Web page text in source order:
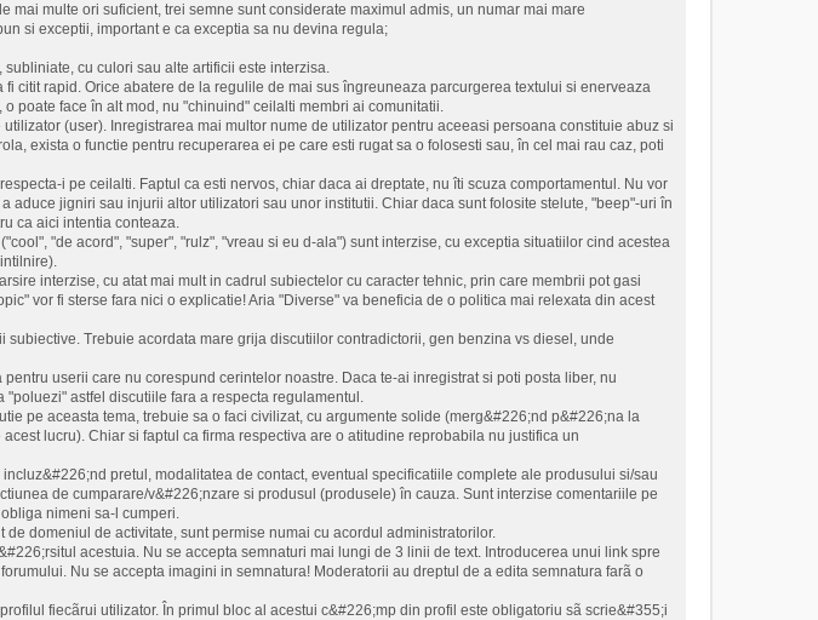
mai multe ori suficient, trei semne sunt considerate maximul admis, un numar mai mare
si exceptii, important e ca exceptia sa nu devina regula;
cu culori sau alte artificii este interzisa.
citit rapid. Orice abatere de la regulile de mai sus îngreuneaza parcurgerea textului si enerveaza
poate face în alt mod, nu "chinuind" ceilalti membri ai comunitatii.
(user). Inregistrarea mai multor nume de utilizator pentru aceeasi persoana constituie abuz si
exista o functie pentru recuperarea ei pe care esti rugat sa o folosesti sau, în cel mai rau caz, poti
i pe ceilalti. Faptul ca esti nervos, chiar daca ai dreptate, nu îti scuza comportamentul. Nu vor
aduce jigniri sau injurii altor utilizatori sau unor institutii. Chiar daca sunt folosite stelute, "beep"-uri în
ca aici intentia conteaza.
"de acord", "super", "rulz", "vreau si eu d-ala") sunt interzise, cu exceptia situatiilor cind acestea
interzise, cu atat mai mult in cadrul subiectelor cu caracter tehnic, prin care membrii pot gasi
vor fi sterse fara nici o explicatie! Aria "Diverse" va beneficia de o politica mai relexata din acest
Trebuie acordata mare grija discutiilor contradictorii, gen benzina vs diesel, unde
userii care nu corespund cerintelor noastre. Daca te-ai inregistrat si poti posta liber, nu
astfel discutiile fara a respecta regulamentul.
pe aceasta tema, trebuie sa o faci civilizat, cu argumente solide (merg&#226;nd p&#226;na la
lucru). Chiar si faptul ca firma respectiva are o atitudine reprobabila nu justifica un
pretul, modalitatea de contact, eventual specificatiile complete ale produsului si/sau
de cumparare/v&#226;nzare si produsul (produsele) în cauza. Sunt interzise comentariile pe
nimeni sa-l cumperi.
domeniul de activitate, sunt permise numai cu acordul administratorilor.
acestuia. Nu se accepta semnaturi mai lungi de 3 linii de text. Introducerea unui link spre
Nu se accepta imagini in semnatura! Moderatorii au dreptul de a edita semnatura farã o
fiecãrui utilizator. În primul bloc al acestui c&#226;mp din profil este obligatoriu sã scrie&#355;i